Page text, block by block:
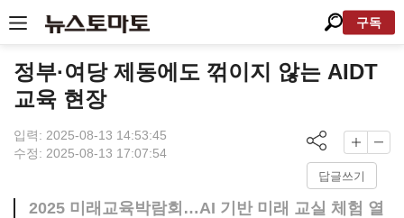
구독
정부·여당 제동에도 꺾이지 않는 AIDT
교육 현장
입력: 2025-08-13 14:53:45
수정: 2025-08-13 17:07:54
답글쓰기
2025 미래교육박람회…AI 기반 미래 교실 체험 열